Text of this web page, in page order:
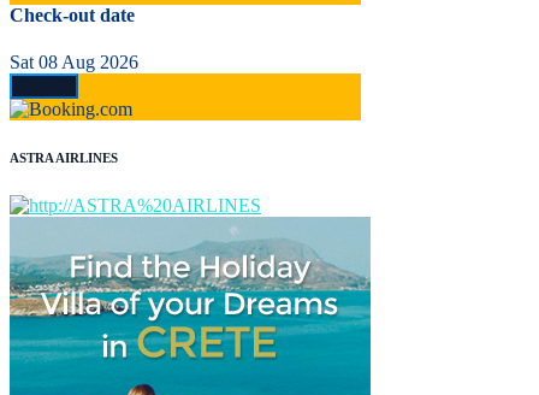
Check-out date
Sat 08 Aug 2026
ASTRA AIRLINES